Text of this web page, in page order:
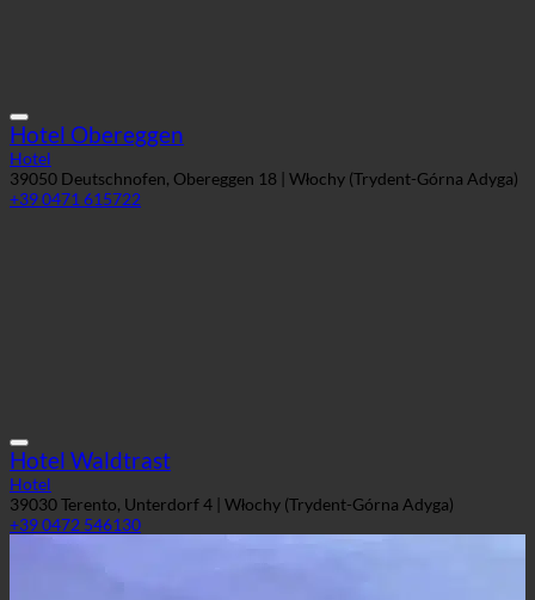
Hotel Obereggen
Hotel
39050 Deutschnofen, Obereggen 18 | Włochy (Trydent-Górna Adyga)
+39 0471 615722
Hotel Waldtrast
Hotel
39030 Terento, Unterdorf 4 | Włochy (Trydent-Górna Adyga)
+39 0472 546130